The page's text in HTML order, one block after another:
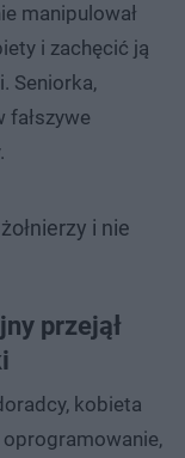
manipulował
i zachęcić ją
Seniorka,
fałszywe
i nie
przejął
kobieta